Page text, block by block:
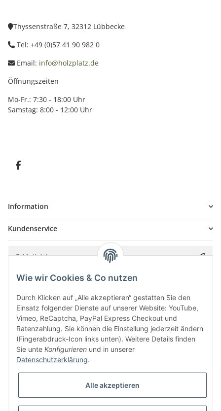
Thyssenstraße 7, 32312 Lübbecke
Tel: +49 (0)57 41 90 982 0
Email: info@holzplatz.de
Öffnungszeiten
Mo-Fr.: 7:30 - 18:00 Uhr
Samstag: 8:00 - 12:00 Uhr
Information
Kundenservice
Bitte senden Sie mir entsprechend IhrerDatenschutzerklärung
* Alle Preise inkl. gesetzlicher USt., zzgl.
Wie wir Cookies & Co nutzen
Durch Klicken auf „Alle akzeptieren“ gestatten Sie den
Einsatz folgender Dienste auf unserer Website: YouTube,
Vimeo, ReCaptcha, PayPal Express Checkout und
Ratenzahlung. Sie können die Einstellung jederzeit ändern
(Fingerabdruck-Icon links unten). Weitere Details finden
Sie unte Konfigurieren und in unserer
Datenschutzerklärung.
Alle akzeptieren